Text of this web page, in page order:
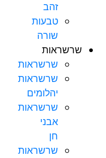
זהב
טבעות
שורה
שרשראות
שרשראות
שרשראות
יהלומים
שרשראות
אבני
חן
שרשראות